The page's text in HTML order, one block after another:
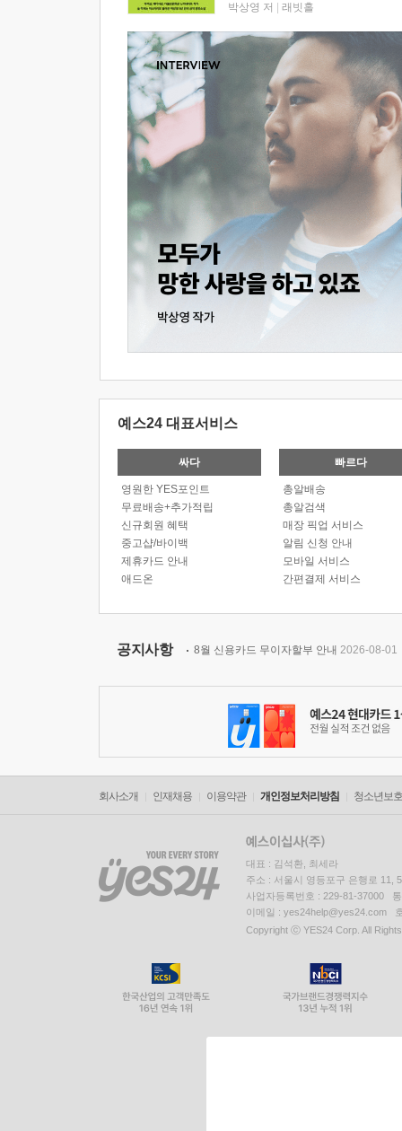
박상영 저 래빗홀
예스24 대표서비스
싸다
영원한 YES포인트
무료배송+추가적립
신규회원 혜택
중고샵/바이백
제휴카드 안내
애드온
빠르다
총알배송
총알검색
매장 픽업 서비스
알림 신청 안내
모바일 서비스
간편결제 서비스
공지사항 8월 신용카드 무이자할부 안내 2026-08-01
회사소개 인재채용 이용약관 개인정보처리방침 청소년보
대표 : 김석환, 최세라
주소 : 서울시 영등포구 은행로 11,
사업자등록번호 : 229-81-37000
이메일 : yes24help@yes24.com
Copyright ⓒ YES24 Corp. All